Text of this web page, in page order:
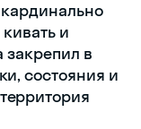
и
закрепил в
состояния и